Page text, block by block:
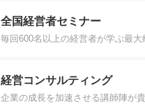
全国経営者セミナー
毎回600名以上の経営者が学ぶ最大
経営コンサルティング
企業の成長を加速させる講師陣が